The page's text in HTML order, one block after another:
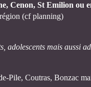
Cenon, St Emilion ou
(cf planning)
adolescents mais aussi
Pile, Coutras, Bonzac